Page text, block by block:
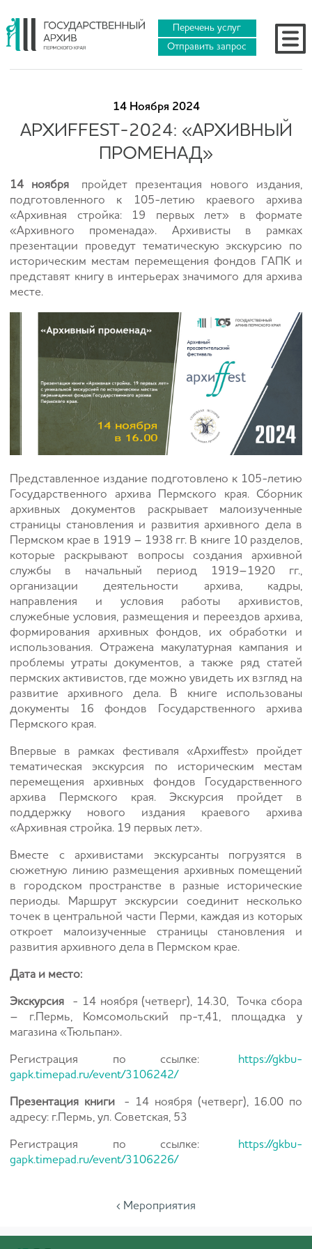
Перечень услуг
Отправить запрос
14 Ноября 2024
АРХИFFEST-2024: «АРХИВНЫЙ
ПРОМЕНАД»
14 ноября пройдет презентация нового издания,
подготовленного к 105-летию краевого архива
«Архивная стройка: 19 первых лет» в формате
«Архивного променада». Архивисты в рамках
презентации проведут тематическую экскурсию по
историческим местам перемещения фондов ГАПК и
представят книгу в интерьерах значимого для архива
месте.
Представленное издание подготовлено к 105-летию
Государственного архива Пермского края. Сборник
архивных документов раскрывает малоизученные
страницы становления и развития архивного дела в
Пермском крае в 1919 – 1938 гг. В книге 10 разделов,
которые раскрывают вопросы создания архивной
службы в начальный период 1919–1920 гг.,
организации деятельности архива, кадры,
направления и условия работы архивистов,
служебные условия, размещения и переездов архива,
формирования архивных фондов, их обработки и
использования. Отражена макулатурная кампания и
проблемы утраты документов, а также ряд статей
пермских активистов, где можно увидеть их взгляд на
развитие архивного дела. В книге использованы
документы 16 фондов Государственного архива
Пермского края.
Впервые в рамках фестиваля «Архиffest» пройдет
тематическая экскурсия по историческим местам
перемещения архивных фондов Государственного
архива Пермского края. Экскурсия пройдет в
поддержку нового издания краевого архива
«Архивная стройка. 19 первых лет».
Вместе с архивистами экскурсанты погрузятся в
сюжетную линию размещения архивных помещений
в городском пространстве в разные исторические
периоды. Маршрут экскурсии соединит несколько
точек в центральной части Перми, каждая из которых
откроет малоизученные страницы становления и
развития архивного дела в Пермском крае.
Дата и место:
Экскурсия - 14 ноября (четверг), 14.30, Точка сбора
– г.Пермь, Комсомольский пр-т,41, площадка у
магазина «Тюльпан».
Регистрация по ссылке:
https://gkbu-
gapk.timepad.ru/event/3106242/
Презентация книги- 14 ноября (четверг), 16.00 по
адресу: г.Пермь, ул. Советская, 53
Регистрация по ссылке:
https://gkbu-
gapk.timepad.ru/event/3106226/
‹ Мероприятия